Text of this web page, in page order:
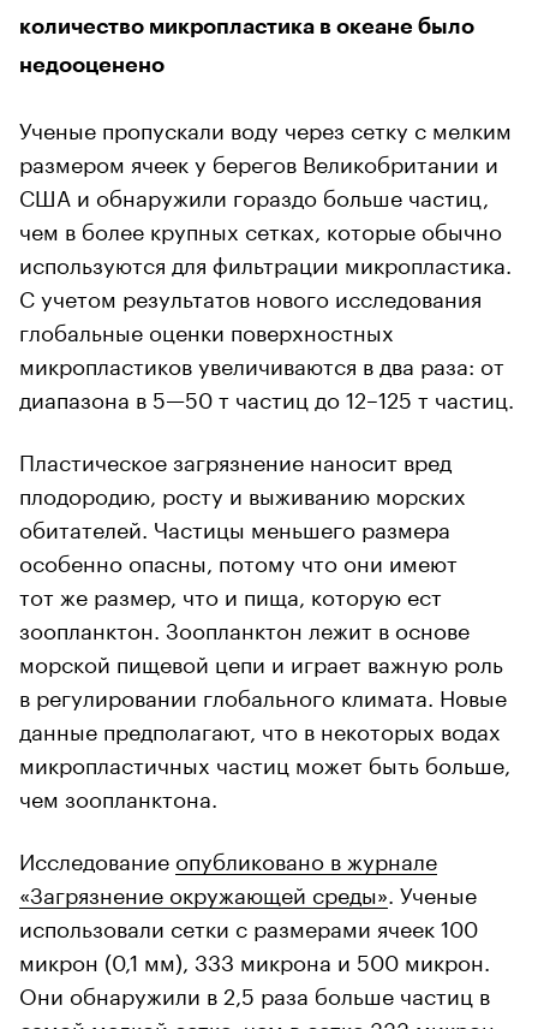
количество микропластика в океане было
недооценено
Ученые пропускали воду через сетку с мелким
размером ячеек у берегов Великобритании и
США и обнаружили гораздо больше частиц,
чем в более крупных сетках, которые обычно
используются для фильтрации микропластика.
С учетом результатов нового исследования
глобальные оценки поверхностных
микропластиков увеличиваются в два раза: от
диапазона в 5—50 т частиц до 12–125 т частиц.
Пластическое загрязнение наносит вред
плодородию, росту и выживанию морских
обитателей. Частицы меньшего размера
особенно опасны, потому что они имеют
тот же размер, что и пища, которую ест
зоопланктон. Зоопланктон лежит в основе
морской пищевой цепи и играет важную роль
в регулировании глобального климата. Новые
данные предполагают, что в некоторых водах
микропластичных частиц может быть больше,
чем зоопланктона.
Исследование опубликовано в журнале
«Загрязнение окружающей среды» . Ученые
использовали сетки с размерами ячеек 100
микрон (0,1 мм), 333 микрона и 500 микрон.
Они обнаружили в 2,5 раза больше частиц в